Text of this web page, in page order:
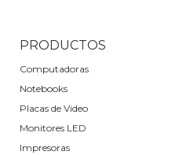
PRODUCTOS
Computadoras
Notebooks
Placas de Video
Monitores LED
Impresoras